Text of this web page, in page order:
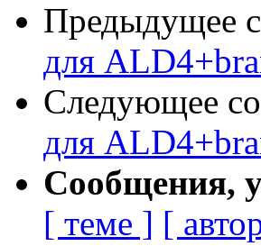
Предыдущее
для
Следующее
для
Сообщения,
[ теме ] [